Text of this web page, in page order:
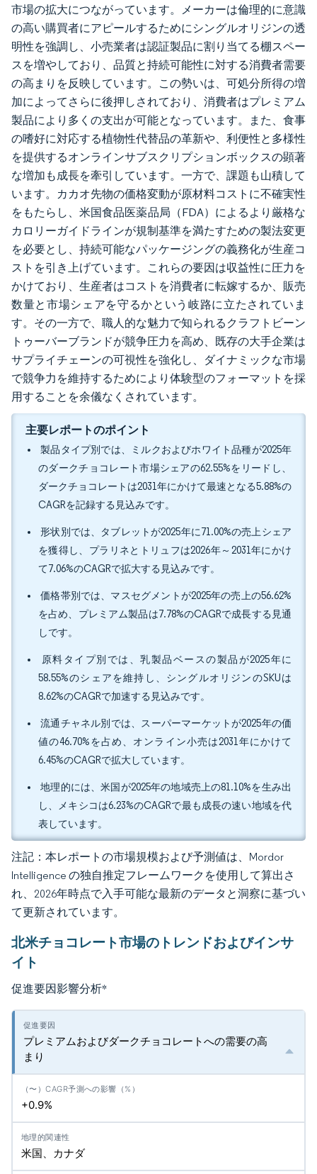
市場の拡大につながっています。メーカーは倫理的に意識
の高い購買者にアピールするためにシングルオリジンの透
明性を強調し、小売業者は認証製品に割り当てる棚スペー
スを増やしており、品質と持続可能性に対する消費者需要
の高まりを反映しています。この勢いは、可処分所得の増
加によってさらに後押しされており、消費者はプレミアム
製品により多くの支出が可能となっています。また、食事
の嗜好に対応する植物性代替品の革新や、利便性と多様性
を提供するオンラインサブスクリプションボックスの顕著
な増加も成長を牽引しています。一方で、課題も山積して
います。カカオ先物の価格変動が原材料コストに不確実性
をもたらし、米国食品医薬品局（FDA）によるより厳格な
カロリーガイドラインが規制基準を満たすための製法変更
を必要とし、持続可能なパッケージングの義務化が生産コ
ストを引き上げています。これらの要因は収益性に圧力を
かけており、生産者はコストを消費者に転嫁するか、販売
数量と市場シェアを守るかという岐路に立たされていま
す。その一方で、職人的な魅力で知られるクラフトビーン
トゥーバーブランドが競争圧力を高め、既存の大手企業は
サプライチェーンの可視性を強化し、ダイナミックな市場
で競争力を維持するためにより体験型のフォーマットを採
用することを余儀なくされています。
主要レポートのポイント
製品タイプ別では、ミルクおよびホワイト品種が2025年
のダークチョコレート市場シェアの62.55%をリードし、
ダークチョコレートは2031年にかけて最速となる5.88%の
CAGRを記録する見込みです。
形状別では、タブレットが2025年に71.00%の売上シェア
を獲得し、プラリネとトリュフは2026年～2031年にかけ
て7.06%のCAGRで拡大する見込みです。
価格帯別では、マスセグメントが2025年の売上の56.62%
を占め、プレミアム製品は7.78%のCAGRで成長する見通
しです。
原料タイプ別では、乳製品ベースの製品が2025年に
58.55%のシェアを維持し、シングルオリジンのSKUは
8.62%のCAGRで加速する見込みです。
流通チャネル別では、スーパーマーケットが2025年の価
値の46.70%を占め、オンライン小売は2031年にかけて
6.45%のCAGRで拡大しています。
地理的には、米国が2025年の地域売上の81.10%を生み出
し、メキシコは6.23%のCAGRで最も成長の速い地域を代
表しています。
注記：本レポートの市場規模および予測値は、Mordor
Intelligence の独自推定フレームワークを使用して算出さ
れ、2026年時点で入手可能な最新のデータと洞察に基づい
て更新されています。
北米チョコレート市場のトレンドおよびインサ
イト
促進要因影響分析*
プレミアムおよびダークチョコレートへの需要の高
まり
+0.9%
米国、カナダ